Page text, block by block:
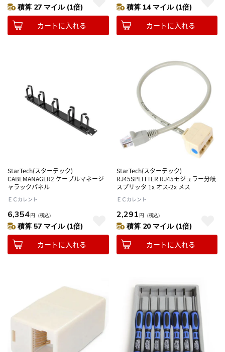
積算 27 マイル (1倍)
カートに入れる
積算 14 マイル (1倍)
カートに入れる
StarTech(スターテック)
CABLMANAGER2 ケーブルマネージ
ャラックパネル
ＥＣカレント
6,354円 （税込）
積算 57 マイル (1倍)
カートに入れる
StarTech(スターテック)
RJ45SPLITTER RJ45モジュラー分岐
スプリッタ 1x オス-2x メス
ＥＣカレント
2,291 円 （税込）
積算 20 マイル (1倍)
カートに入れる